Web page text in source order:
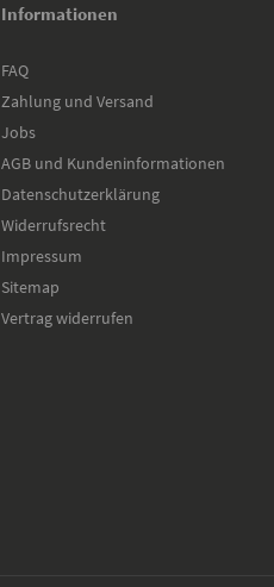
Informationen
FAQ
Zahlung und Versand
Jobs
AGB und Kundeninformationen
Datenschutzerklärung
Widerrufsrecht
Impressum
Sitemap
Vertrag widerrufen